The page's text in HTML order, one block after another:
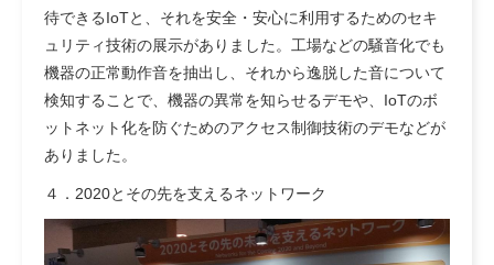
待できるIoTと、それを安全・安心に利用するためのセキ
ュリティ技術の展示がありました。工場などの騒音化でも
機器の正常動作音を抽出し、それから逸脱した音について
検知することで、機器の異常を知らせるデモや、IoTのボ
ットネット化を防ぐためのアクセス制御技術のデモなどが
ありました。
４．2020とその先を支えるネットワーク